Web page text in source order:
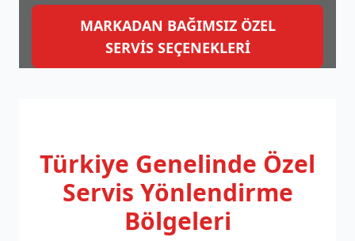
MARKADAN BAĞIMSIZ ÖZEL
SERVİS SEÇENEKLERİ
Türkiye Genelinde Özel
Servis Yönlendirme
Bölgeleri